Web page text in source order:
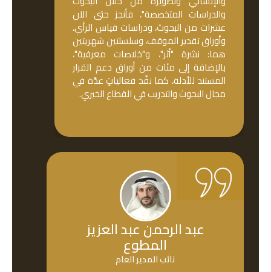
عبد الرحمن عبد العزيز
المطوع
نائب المدير العام
والدراسات المتخصصة"، فأنجز حتى الآن
عشرات من البحوث، ودراسات قياس الرأي،
وأوراق تقدير الموقف، وسلسلتين شهريتين
هما: نشرة "أثر"، و"خلاصات معرفية"،
بالإضافة إلى مئات من أوراق دعم القرار
المستند للأدلة، كما نفَّذ فعالياتٍ عدَّة في
مجال البحوث والتدريب في القطاع الخيري.